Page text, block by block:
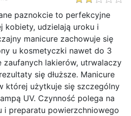
paznokcie to perfekcyjne
kobiety, udzielają uroku i
manicure zachowuje się
u kosmetyczki nawet do 3
lakierów, utrwalaczy
się dłuższe. Manicure
której użytkuje się szczególny
UV. Czynność polega na
i preparatu powierzchniowego